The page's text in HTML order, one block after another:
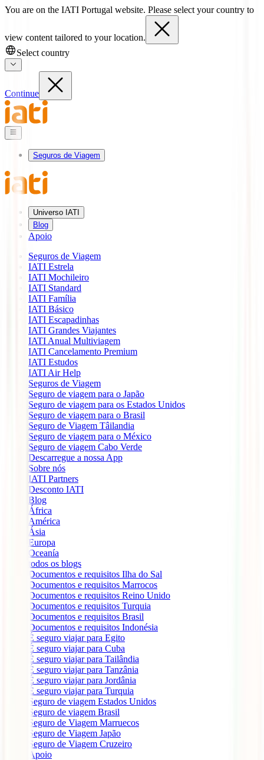
You are on the IATI Portugal website. Please select your country to
view content tailored to your location.
Select country
Continue
Seguros de Viagem
Universo IATI
Blog
Apoio
Seguros de Viagem
IATI Estrela
IATI Mochileiro
IATI Standard
IATI Família
IATI Básico
IATI Escapadinhas
IATI Grandes Viajantes
IATI Anual Multiviagem
IATI Cancelamento Premium
IATI Estudos
IATI Air Help
Seguros de Viagem
Seguro de viagem para o Japão
Seguro de viagem para os Estados Unidos
Seguro de viagem para o Brasil
Seguro de Viagem Tâilandia
Seguro de viagem para o México
Seguro de viagem Cabo Verde
Descarregue a nossa App
Sobre nós
IATI Partners
Desconto IATI
Blog
África
América
Ásia
Europa
Oceanía
todos os blogs
Documentos e requisitos Ilha do Sal
Documentos e requisitos Marrocos
Documentos e requisitos Reino Unido
Documentos e requisitos Turquia
Documentos e requisitos Brasil
Documentos e requisitos Indonésia
É seguro viajar para Egito
É seguro viajar para Cuba
É seguro viajar para Tailândia
É seguro viajar para Tanzânia
É seguro viajar para Jordânia
É seguro viajar para Turquia
Seguro de viagem Estados Unidos
Seguro de viagem Brasil
Seguro de Viagem Marruecos
Seguro de Viagem Japão
Seguro de Viagem Cruzeiro
Apoio